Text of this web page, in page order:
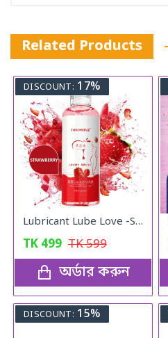
Related Products
DISCOUNT: 17%
Lubricant Lube Love -Stroberry Gel
TK 499 TK599
অর্ডার করুন
DISCOUNT: 15%